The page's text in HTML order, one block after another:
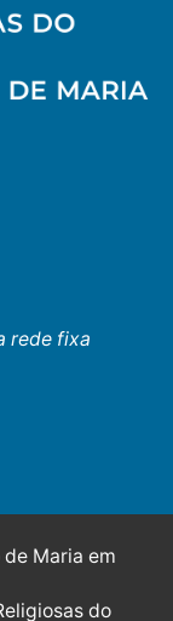
rede fixa
de Maria em
do